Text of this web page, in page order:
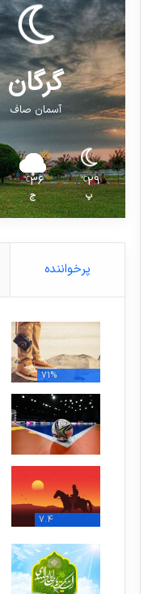
گرگان
آسمان صاف
29
℃
پ
36
℃
ج
پرخواننده
71%
7.4